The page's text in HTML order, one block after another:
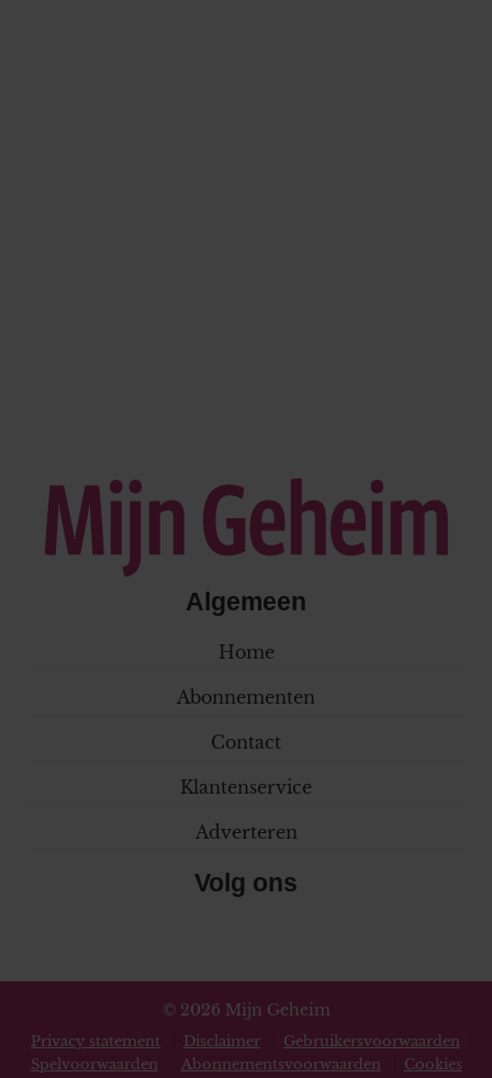
Algemeen
Home
Abonnementen
Contact
Klantenservice
Adverteren
Volg ons
© 2026 Mijn Geheim
Privacy statement Disclaimer
Gebruikersvoorwaarden
Spelvoorwaarden
Abonnementsvoorwaarden Cookies